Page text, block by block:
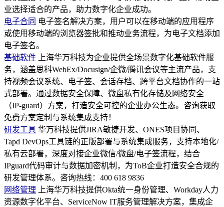
栏目: 伙伴资讯
2026-08-04 18:08:14
上一页23
华万优选产品
视频会议
上海华万科技专业代理腾讯会议、Webex、
GoToMeeting等全球领先视频会议系统，为企业提供高效协
作、数据安全、灵活部署的解决方案。免费咨询：400 618
9836，立即获取定制化远程会议服务！
会议直播 华万科技提供企业级会议直播系统集成服务，专注
于教育培训直播、医疗远程会诊、企业大会直播、金融路演直
播等场景。支持千人并发、多终端接入，结合
AdobeSign/Docusign电子签约能力与数据加密保障，打造安全
高效的专属直播方案。咨询热线：400 618 9836
音视频集成 华万科技提供专业音视频集成服务，兼容腾讯会